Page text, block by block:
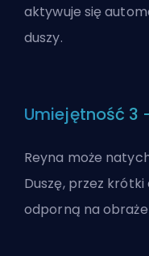
aktywuje się
duszy.
Umiejętność 3
Reyna może
Duszę, przez
odporną na